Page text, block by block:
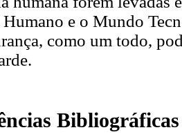
e o Mundo
como um todo,
Bibliográficas